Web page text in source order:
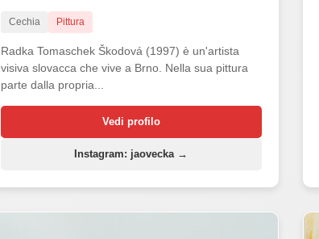
Cechia Pittura
Radka Tomaschek Škodová (1997) è un'artista
visiva slovacca che vive a Brno. Nella sua pittura
parte dalla propria...
Vedi profilo
Instagram: jaovecka →